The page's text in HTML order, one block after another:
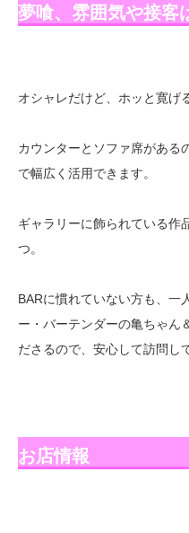
夢喰、雰囲気や接客
オシャレだけど、ホッと寛げ
カウンターとソファ席がある
で幅広く活用できます。
ギャラリーに飾られている作
つ。
BARに慣れていない方も、一
ー・バーテンダーの亀ちゃん
ださるので、安心して訪問し
お店情報